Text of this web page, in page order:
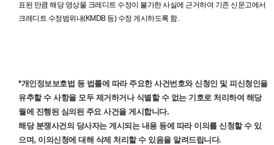
표된 만큼 해당 영상물 크레디트 수정이 불가한 사실에 근거하여 기존 신문고에서
크레디트 수정범위내(KMDB 등) 수정 게시하도록 함.
*개인정보보호법 등 법률에 따라 주요한 사건번호와 신청인 및 피신청인을
유추할 수 사항을 모두 제거하거나 식별할 수 없는 기호로 처리하여 해당
월에 진행된 심의된 주요 사건을 게시합니다.
해당 분쟁사건의 당사자는 게시되는 내용 등에 따라 이의를 신청할 수 있
으며, 이의신청에 대해 삭제 처리할 수 있음을 알려드립니다.